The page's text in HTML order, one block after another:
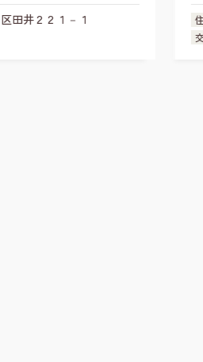
大津区天神町２丁目
歩6分